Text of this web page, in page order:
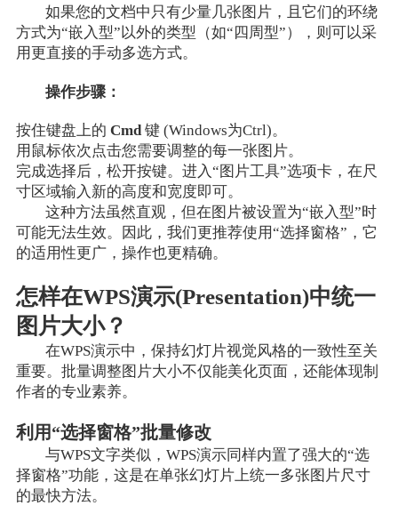
如果您的文档中只有少量几张图片，且它们的环绕
方式为“嵌入型”以外的类型（如“四周型”），则可以采
用更直接的手动多选方式。
操作步骤：
按住键盘上的 Cmd键 (Windows为Ctrl)。
用鼠标依次点击您需要调整的每一张图片。
完成选择后，松开按键。进入“图片工具”选项卡，在尺
寸区域输入新的高度和宽度即可。
这种方法虽然直观，但在图片被设置为“嵌入型”时
可能无法生效。因此，我们更推荐使用“选择窗格”，它
的适用性更广，操作也更精确。
怎样在WPS演示(Presentation)中统一
图片大小？
在WPS演示中，保持幻灯片视觉风格的一致性至关
重要。批量调整图片大小不仅能美化页面，还能体现制
作者的专业素养。
利用“选择窗格”批量修改
与WPS文字类似，WPS演示同样内置了强大的“选
择窗格”功能，这是在单张幻灯片上统一多张图片尺寸
的最快方法。